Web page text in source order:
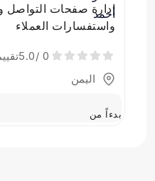
إدارة صفحات التواصل
واستفسارات العملاء
0
/5.0
اليمن
بدءاً من